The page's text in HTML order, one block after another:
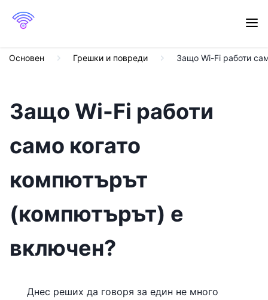
Основен Грешки и повреди Защо Wi-Fi работи
Защо Wi-Fi работи
само когато
компютърът
(компютърът) е
включен?
Днес реших да говоря за един не много